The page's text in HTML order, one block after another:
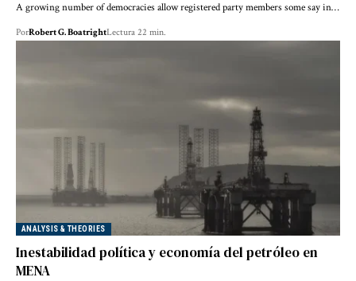
A growing number of democracies allow registered party members some say in…
PorRobert G. BoatrightLectura 22 min.
ANALYSIS & THEORIES
Inestabilidad política y economía del petróleo en
MENA